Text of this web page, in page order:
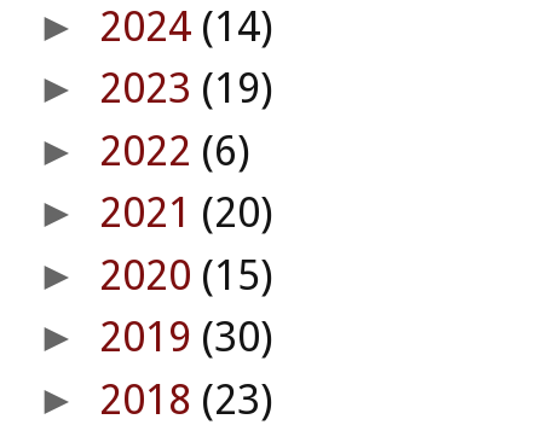
► 2024 (14)
► 2023 (19)
► 2022 (6)
► 2021 (20)
► 2020 (15)
► 2019 (30)
► 2018 (23)